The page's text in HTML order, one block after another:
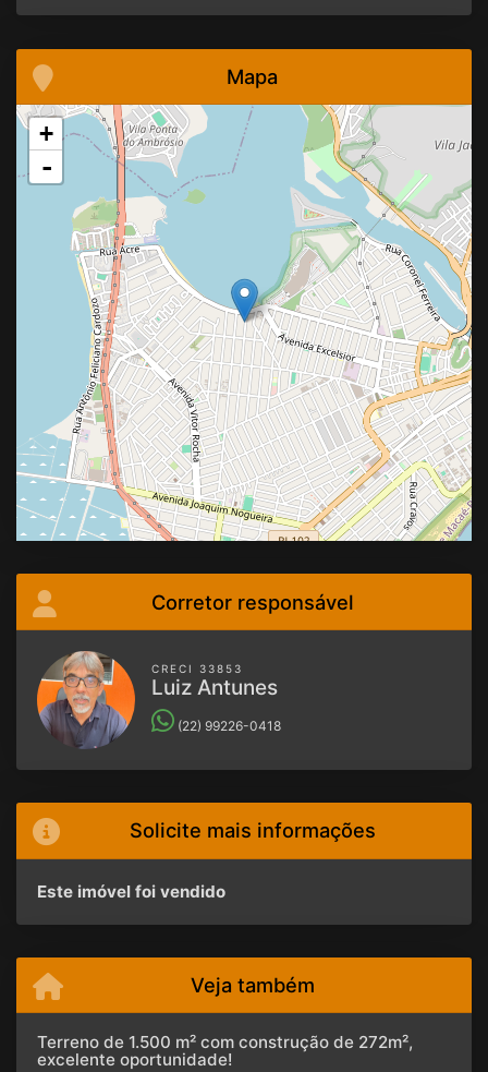
Mapa
+
-
Corretor responsável
CRECI 33853
Luiz Antunes
(22) 99226-0418
Solicite mais informações
Este imóvel foi vendido
Veja também
Terreno de 1.500 m² com construção de 272m²,
excelente oportunidade!